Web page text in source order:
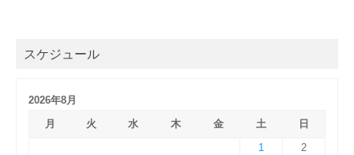
スケジュール
2026年8月
月
火 水 木 金 土
日
1
2